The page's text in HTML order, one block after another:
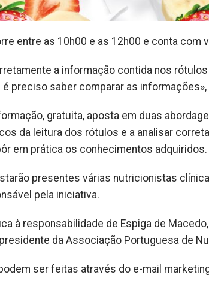
entre as 10h00 e as 12h00 e conta
a informação contida nos
é preciso saber comparar as
gratuita, aposta em duas
da leitura dos rótulos e a analisar
em prática os conhecimentos adquiridos.
presentes várias nutricionistas
pela iniciativa.
à responsabilidade de Espiga de
da Associação Portuguesa de
ser feitas através do e-mail